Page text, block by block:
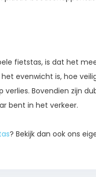
fietstas, is dat het
evenwicht is, hoe
verlies. Bovendien zijn
bent in het verkeer.
? Bekijk dan ook ons